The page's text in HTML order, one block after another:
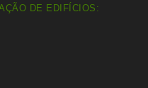
DE EDIFÍCIOS: